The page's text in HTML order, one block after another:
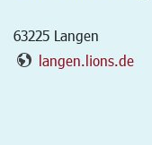
63225 Langen
langen.lions.de